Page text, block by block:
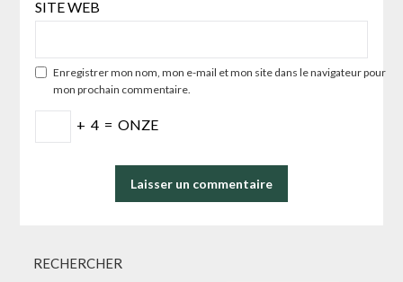
SITE WEB
Enregistrer mon nom, mon e-mail et mon site dans le navigateur pour
mon prochain commentaire.
+ 4 = ONZE
RECHERCHER